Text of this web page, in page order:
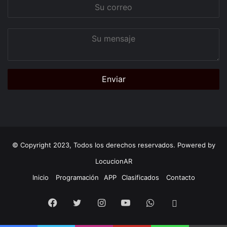
© Copyright 2023, Todos los derechos reservados. Powered by
LocucionAR
Inicio
Programación APP Clasificados Contacto
Facebook
TwitterInstagramYoutubeWhatsapp